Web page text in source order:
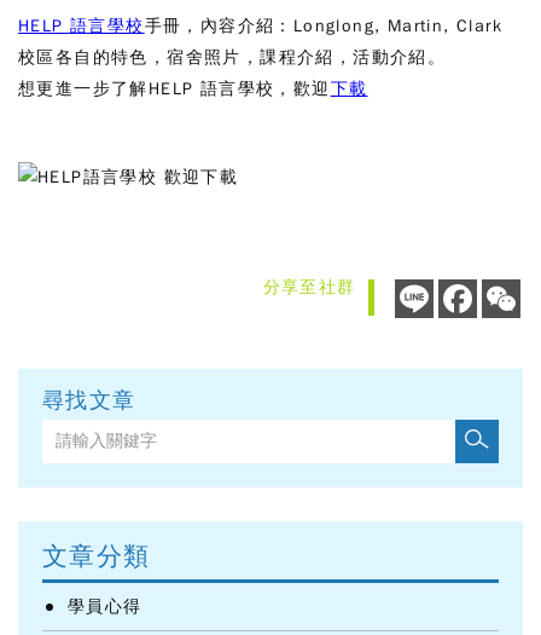
HELP 語言學校手冊，內容介紹：Longlong, Martin, Clark
校區各自的特色，宿舍照片，課程介紹，活動介紹。
想更進一步了解HELP 語言學校，歡迎下載
分享至社群 Line
尋找文章
文章分類
學員心得